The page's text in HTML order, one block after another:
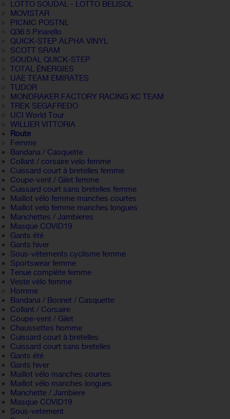
LOTTO SOUDAL - LOTTO BELISOL
MOVISTAR
PICNIC POSTNL
Q36.5 Pinarello
QUICK-STEP ALPHA VINYL
SCOTT SRAM
SOUDAL QUICK-STEP
TOTAL ÉNERGIES
UAE TEAM EMIRATES
TUDOR
MONDRAKER FACTORY RACING XC TEAM
TREK SEGAFREDO
UCI World Tour
WILLIER VITTORIA
Route
Femme
Bandana / Casquette
Collant / corsaire velo femme
Cuissard court à bretelles femme
Coupe-vent / Gilet femme
Cuissard court sans bretelles femme
Maillot vélo femme manches courtes
Maillot velo femme manches longues
Manchettes / Jambieres
Masque COVID19
Gants été
Gants hiver
Sous-vêtements cyclisme femme
Sportswear femme
Tenue complète femme
Veste vélo femme
Homme
Bandana / Bonnet / Casquette
Collant / Corsaire
Coupe-vent / Gilet
Chaussettes homme
Cuissard court à bretelles
Cuissard court sans bretelles
Gants été
Gants hiver
Maillot vélo manches courtes
Maillot vélo manches longues
Manchette / Jambiere
Masque COVID19
Sous-vetement